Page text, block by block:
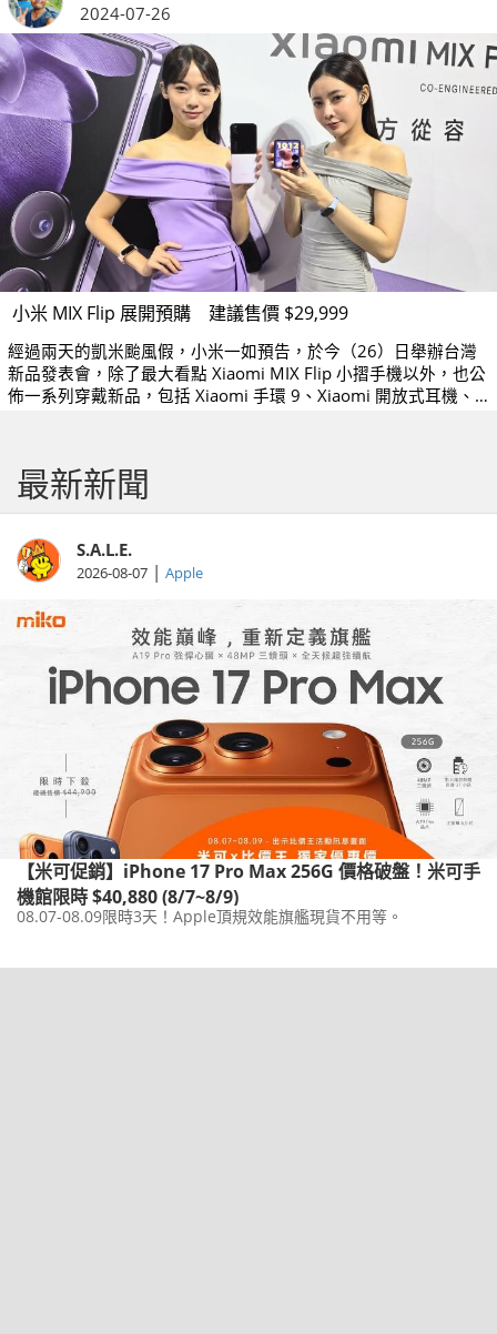
2024-07-26
小米 MIX Flip 展開預購 建議售價 $29,999
經過兩天的凱米颱風假，小米一如預告，於今（26）日舉辦台灣
新品發表會，除了最大看點 Xiaomi MIX Flip 小摺手機以外，也公
佈一系列穿戴新品，包括 Xiaomi 手環 9、Xiaomi 開放式耳機、
最新新聞
S.A.L.E.
2026-08-07 | Apple
【米可促銷】iPhone 17 Pro Max 256G 價格破盤！米可手
機館限時 $40,880 (8/7~8/9)
08.07-08.09限時3天！Apple頂規效能旗艦現貨不用等。